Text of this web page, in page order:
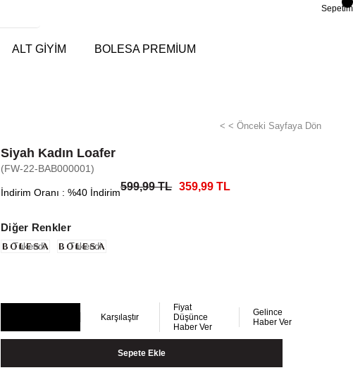
Sepetim
ALT GİYİM BOLESA PREMİUM
< < Önceki Sayfaya Dön
Siyah Kadın Loafer
(FW-22-BAB000001)
İndirim Oranı : %40 İndirim599,99 TL 359,99 TL
Diğer Renkler
Tükendi Tükendi
Karşılaştır
Fiyat
Düşünce
Haber Ver
Gelince
Haber Ver